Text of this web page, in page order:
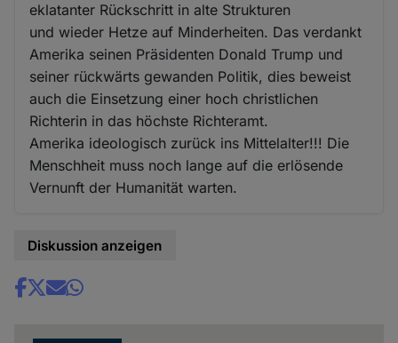
eklatanter Rückschritt in alte Strukturen
und wieder Hetze auf Minderheiten. Das verdankt
Amerika seinen Präsidenten Donald Trump und
seiner rückwärts gewanden Politik, dies beweist
auch die Einsetzung einer hoch christlichen
Richterin in das höchste Richteramt.
Amerika ideologisch zurück ins Mittelalter!!! Die
Menschheit muss noch lange auf die erlösende
Vernunft der Humanität warten.
Diskussion anzeigen
Share